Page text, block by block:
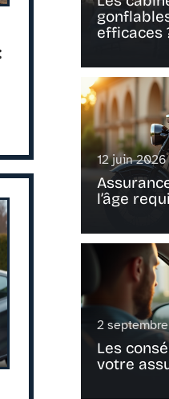
efficaces
12 juin 2026
l’âge
2
Les
votre